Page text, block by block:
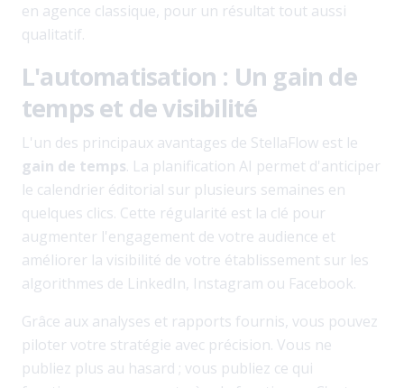
en agence classique, pour un résultat tout aussi
qualitatif.
L'automatisation : Un gain de
temps et de visibilité
L'un des principaux avantages de StellaFlow est le
gain de temps. La planification AI permet d'anticiper
le calendrier éditorial sur plusieurs semaines en
quelques clics. Cette régularité est la clé pour
augmenter l'engagement de votre audience et
améliorer la visibilité de votre établissement sur les
algorithmes de LinkedIn, Instagram ou Facebook.
Grâce aux analyses et rapports fournis, vous pouvez
piloter votre stratégie avec précision. Vous ne
publiez plus au hasard ; vous publiez ce qui